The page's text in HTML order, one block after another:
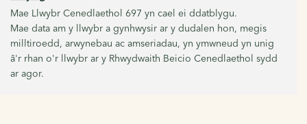
Mae Llwybr Cenedlaethol 697 yn cael ei ddatblygu.
Mae data am y llwybr a gynhwysir ar y dudalen hon, megis
milltiroedd, arwynebau ac amseriadau, yn ymwneud yn unig
â'r rhan o'r llwybr ar y Rhwydwaith Beicio Cenedlaethol sydd
ar agor.